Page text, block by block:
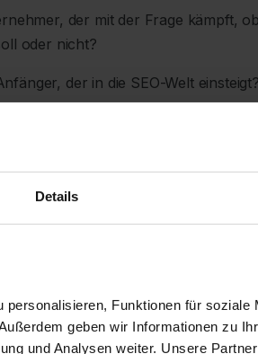
Details
Funktionen für soziale
geben wir Informationen zu
und Analysen weiter. Unsere
der mit der Frage kämpft,
oder nicht?
der in die SEO-Welt
genau richtig, denn im heutigen
Sie wählen sollten und welche
Daten erwarten können